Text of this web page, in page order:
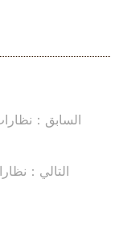
السابق：
التالي：